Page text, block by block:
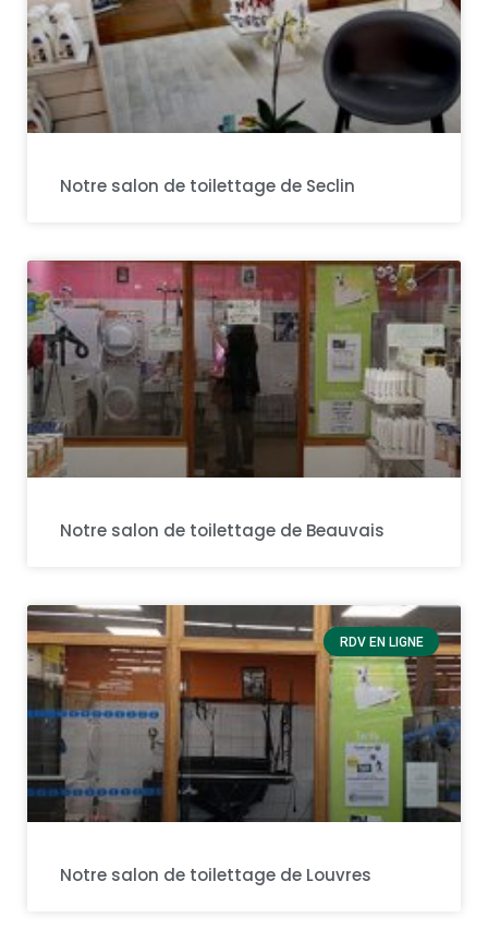
Notre salon de toilettage de Seclin
Notre salon de toilettage de Beauvais
RDV EN LIGNE
Notre salon de toilettage de Louvres